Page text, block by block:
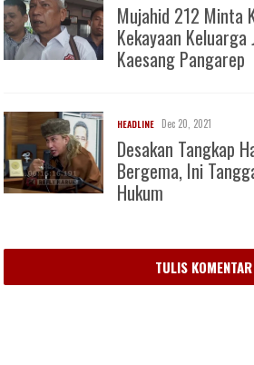
Mujahid 212 Minta
Kekayaan
Kaesang Pangarep
HEADLINE Dec 20, 2021
Desakan Tangkap
Bergema, Ini
Hukum
TULIS KOMENTAR